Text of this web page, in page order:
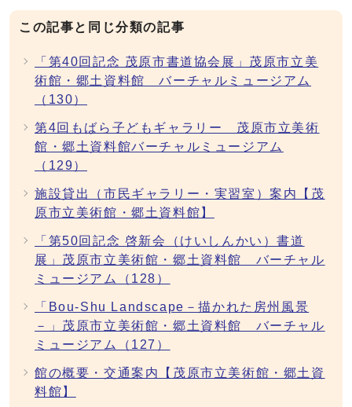
この記事と同じ分類の記事
「第40回記念 茂原市書道協会展」茂原市立美
術館・郷土資料館 バーチャルミュージアム
（130）
第4回もばら子どもギャラリー 茂原市立美術
館・郷土資料館バーチャルミュージアム
（129）
施設貸出（市民ギャラリー・実習室）案内【茂
原市立美術館・郷土資料館】
「第50回記念 啓新会（けいしんかい）書道
展」茂原市立美術館・郷土資料館 バーチャル
ミュージアム（128）
「Bou-Shu Landscape－描かれた房州風景
－」茂原市立美術館・郷土資料館 バーチャル
ミュージアム（127）
館の概要・交通案内【茂原市立美術館・郷土資
料館】